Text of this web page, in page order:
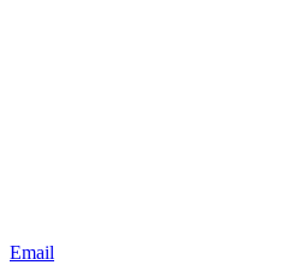
Email